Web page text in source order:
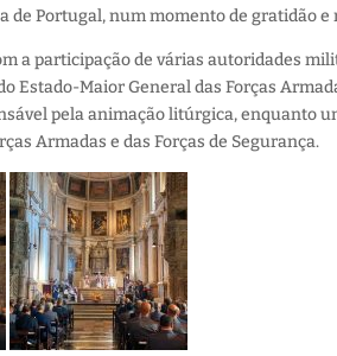
de Portugal, num momento de gratidão
a participação de várias autoridades
Estado-Maior General das Forças
pela animação litúrgica, enquanto
Armadas e das Forças de Segurança.